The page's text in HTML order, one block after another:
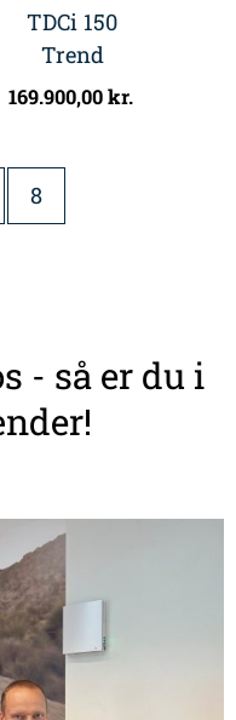
TDCi 150
Trend
169.900,00kr.
8
- så er du i